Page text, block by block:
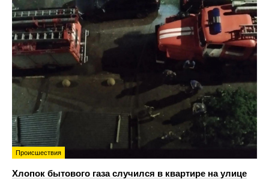
Происшествия
Хлопок бытового газа случился в квартире на улице